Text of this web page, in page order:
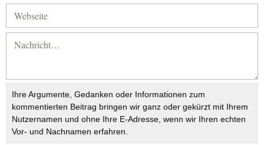
Ihre Argumente, Gedanken oder Informationen zum
kommentierten Beitrag bringen wir ganz oder gekürzt mit Ihrem
Nutzernamen und ohne Ihre E-Adresse, wenn wir Ihren echten
Vor- und Nachnamen erfahren.